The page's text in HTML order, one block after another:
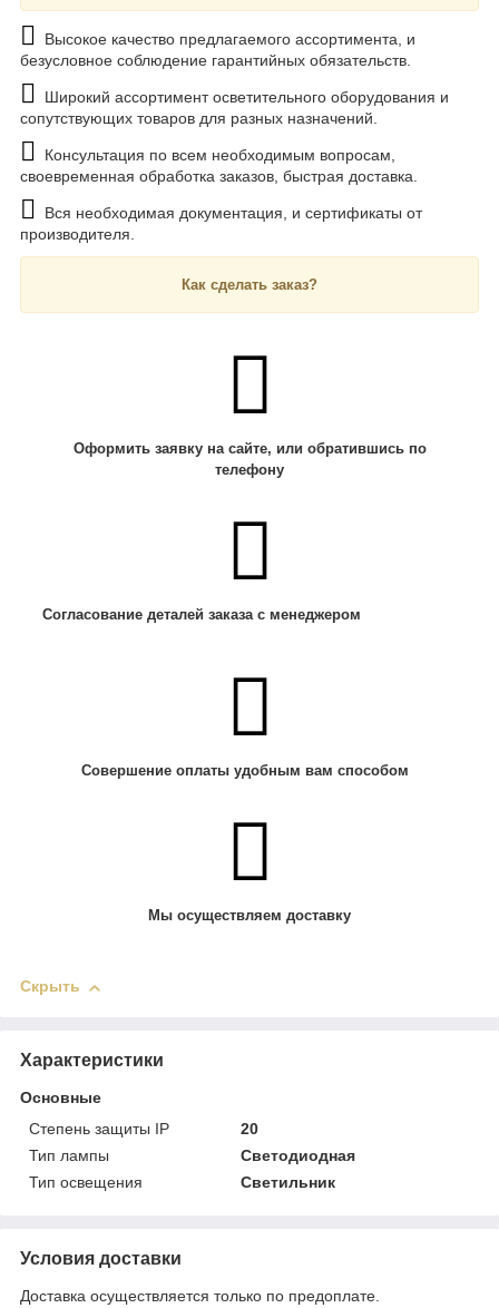
Высокое качество предлагаемого ассортимента, и
безусловное соблюдение гарантийных обязательств.
Широкий ассортимент осветительного оборудования и
сопутствующих товаров для разных назначений.
Консультация по всем необходимым вопросам,
своевременная обработка заказов, быстрая доставка.
Вся необходимая документация, и сертификаты от
производителя.
Как сделать заказ?
Оформить заявку на сайте, или обратившись по
телефону
Согласование деталей заказа с менеджером
Совершение оплаты удобным вам способом
Мы осуществляем доставку
Скрыть
Характеристики
Основные
Степень защиты IP
20
Тип лампы
Светодиодная
Тип освещения
Светильник
Условия доставки
Доставка осуществляется только по предоплате.